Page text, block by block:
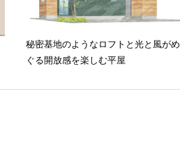
秘密基地のようなロフトと光と風がめ
ぐる開放感を楽しむ平屋